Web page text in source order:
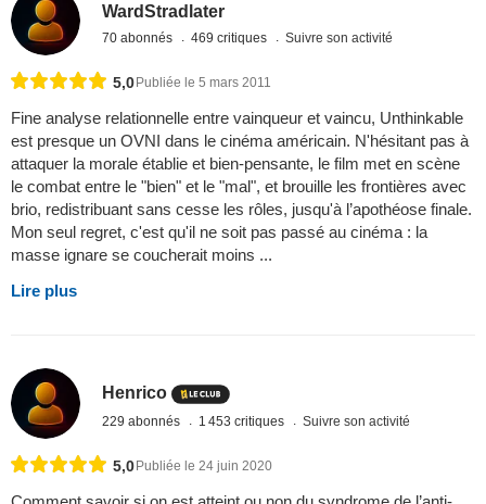
WardStradlater
70 abonnés 469 critiques Suivre son activité
5,0 Publiée le 5 mars 2011
Fine analyse relationnelle entre vainqueur et vaincu, Unthinkable
est presque un OVNI dans le cinéma américain. N'hésitant pas à
attaquer la morale établie et bien-pensante, le film met en scène
le combat entre le "bien" et le "mal", et brouille les frontières avec
brio, redistribuant sans cesse les rôles, jusqu'à l’apothéose finale.
Mon seul regret, c'est qu'il ne soit pas passé au cinéma : la
masse ignare se coucherait moins ...
Lire plus
Henrico
229 abonnés 1 453 critiques Suivre son activité
5,0Publiée le 24 juin 2020